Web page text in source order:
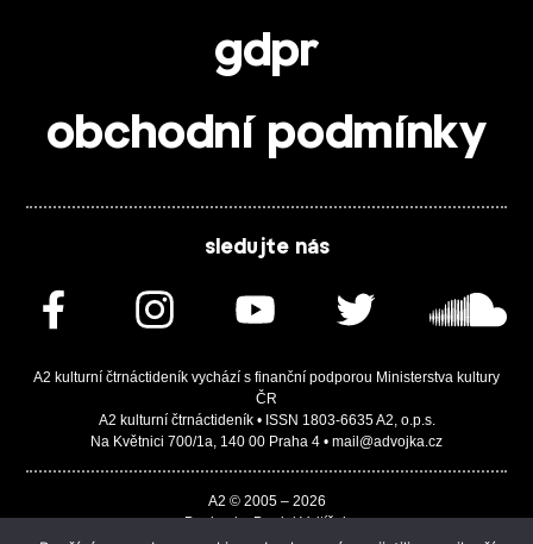
gdpr
obchodní podmínky
sledujte nás
A2 kulturní čtrnáctideník vychází s finanční podporou Ministerstva kultury
ČR
A2 kulturní čtrnáctideník • ISSN 1803-6635 A2, o.p.s.
Na Květnici 700/1a, 140 00 Praha 4 • mail@advojka.cz
A2 © 2005 – 2026
Design by Daniel Vojtíšek